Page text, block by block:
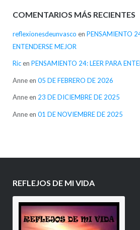
COMENTARIOS MÁS RECIENTES
reflexionesdeunvasco en PENSAMIENTO
ENTENDERSE MEJOR
Ricen PENSAMIENTO 24: LEER PARA
Anneen 05 DE FEBRERO DE 2026
Anneen 23 DE DICIEMBRE DE 2025
Anneen 01 DE NOVIEMBRE DE 2025
REFLEJOS DE MI VIDA